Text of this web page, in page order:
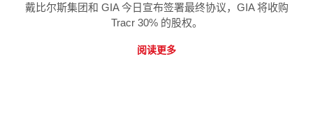
戴比尔斯集团和 GIA 今日宣布签署最终协议，GIA 将收购
Tracr 30% 的股权。
阅读更多